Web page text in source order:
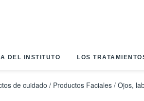
DEL INSTITUTO LOS
de cuidado / Productos Faciales / Ojos,